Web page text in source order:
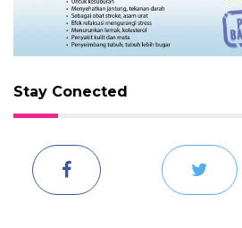
Stay Conected